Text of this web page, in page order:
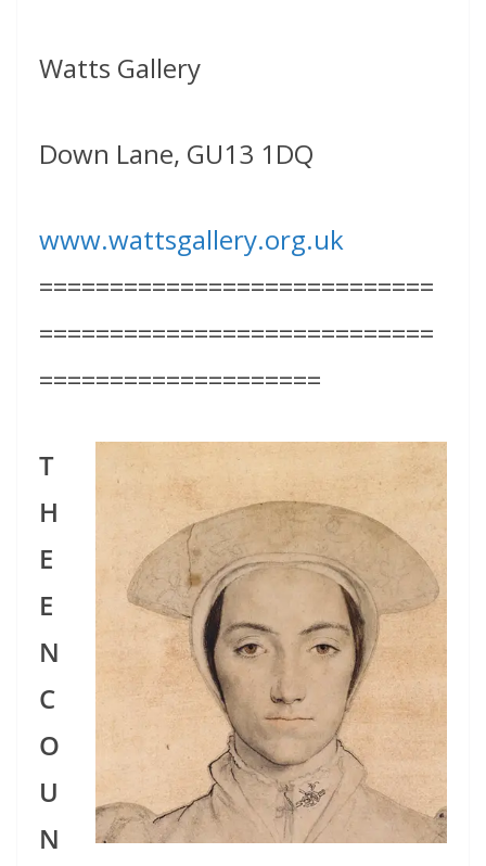
Watts Gallery
Down Lane, GU13 1DQ
www.wattsgallery.org.uk
============================
============================
====================
T
H
E
E
N
C
O
U
N